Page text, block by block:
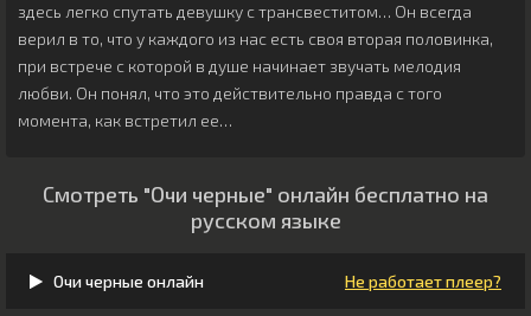
здесь легко спутать девушку с трансвеститом… Он всегда
верил в то, что у каждого из нас есть своя вторая половинка,
при встрече с которой в душе начинает звучать мелодия
любви. Он понял, что это действительно правда с того
момента, как встретил ее…
Смотреть "Очи черные" онлайн бесплатно на
русском языке
Очи черные онлайн Не работает плеер?